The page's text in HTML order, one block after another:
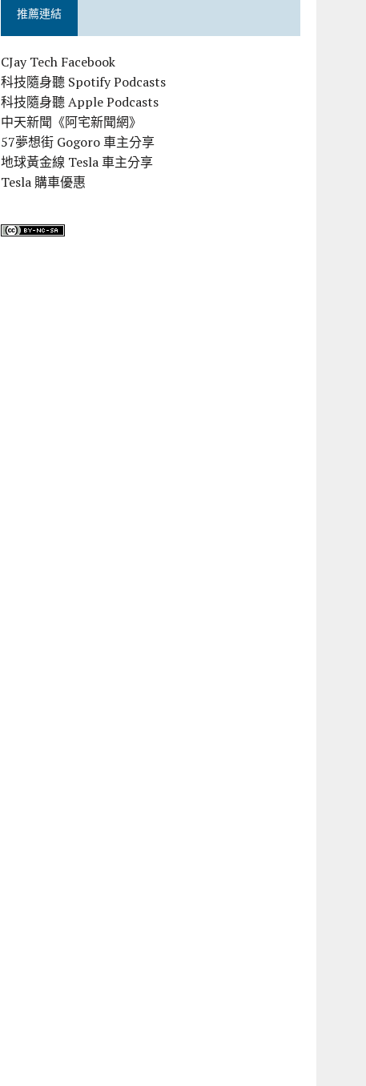
推薦連結
CJay Tech Facebook
科技隨身聽 Spotify Podcasts
科技隨身聽 Apple Podcasts
中天新聞《阿宅新聞網》
57夢想街 Gogoro 車主分享
地球黃金線 Tesla 車主分享
Tesla 購車優惠